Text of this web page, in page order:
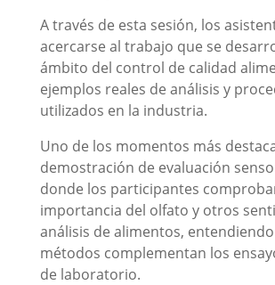
A través de esta sesión, los
acercarse al trabajo que se
ámbito del control de calidad
ejemplos reales de análisis y
utilizados en la industria.
Uno de los momentos más
demostración de evaluación
donde los participantes
importancia del olfato y otros
análisis de alimentos,
métodos complementan los
de laboratorio.